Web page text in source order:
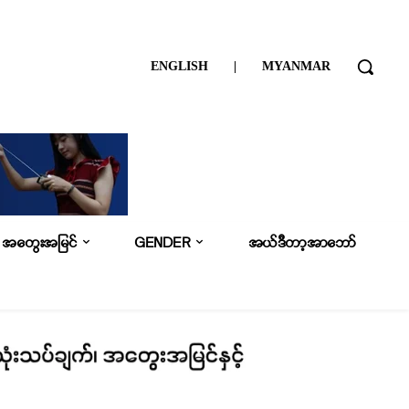
ENGLISH | MYANMAR
အတွေးအမြင် GENDER အယ်ဒီတာ့အာဘော်